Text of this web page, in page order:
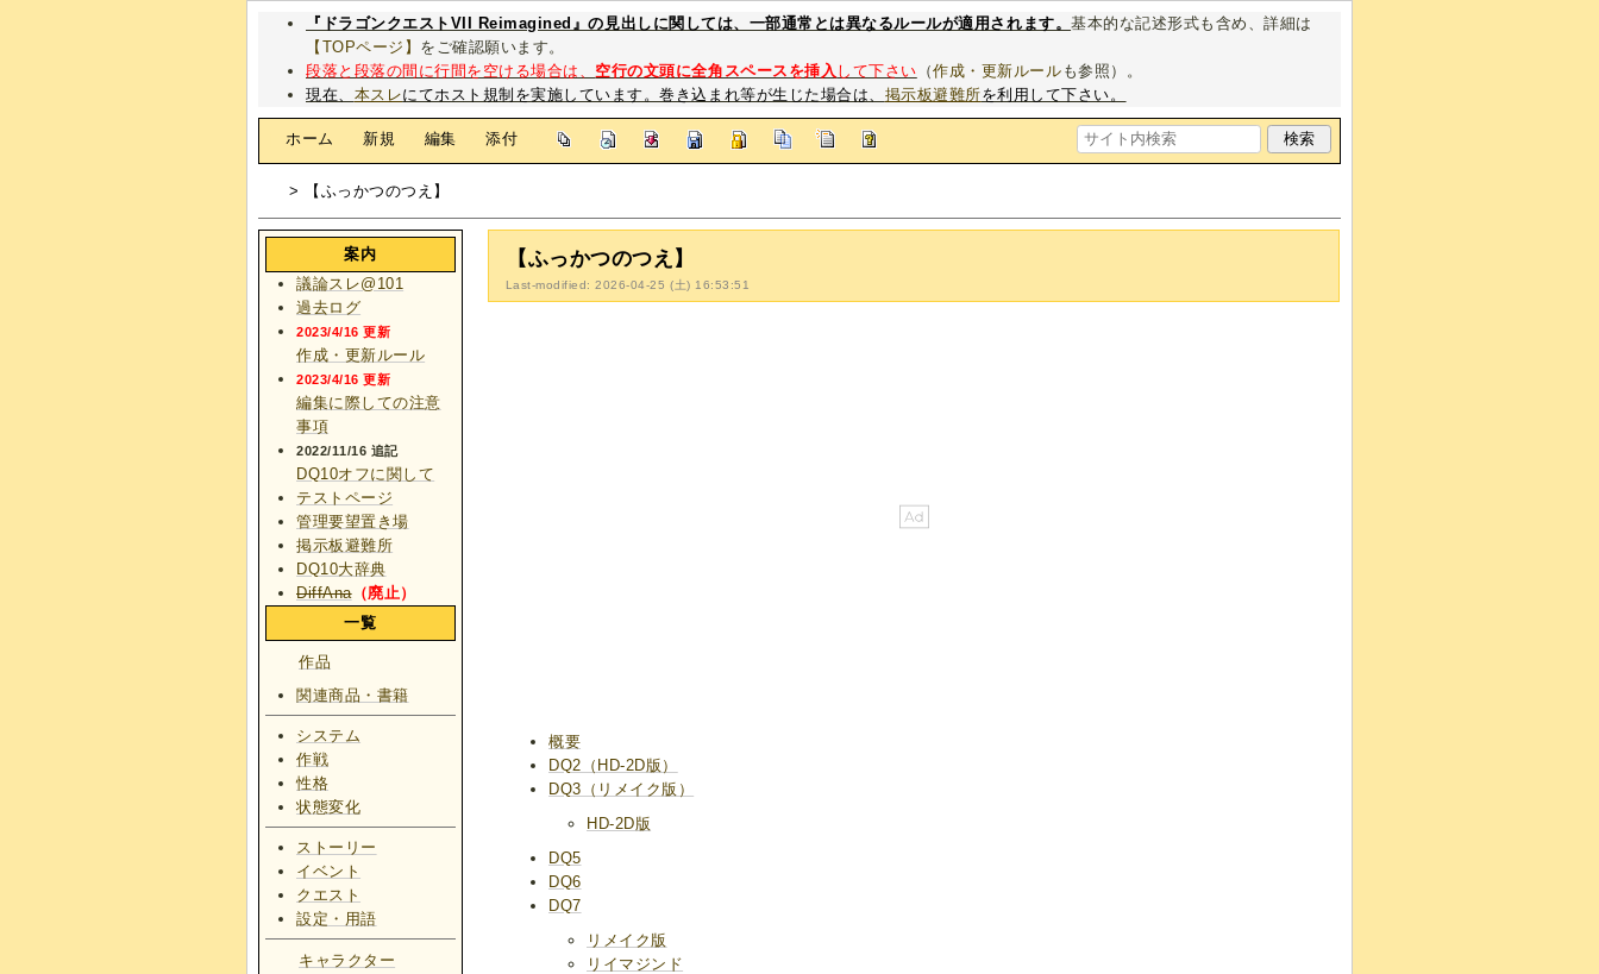
『ドラゴンクエストVII Reimagined』の見出しに関しては、一部通常とは異なるルールが適用されます。基本的な記述形式も含め、詳細は
【TOPページ】 をご確認願います。
段落と段落の間に行間を空ける場合は、 空行の文頭に全角スペースを挿入 して下さい （作成・更新ルール も参照）。
現在、 本スレにてホスト規制を実施しています。巻き込まれ等が生じた場合は、 掲示板避難所を利用して下さい。
ホーム 新規 編集 添付
> 【ふっかつのつえ】
【ふっかつのつえ】
Last-modified: 2026-04-25 (土) 16:53:51
概要
DQ2（HD-2D版）
DQ3（リメイク版）
HD-2D版
DQ5
DQ6
DQ7
リメイク版
リイマジンド
案内
議論スレ@101
過去ログ
2023/4/16 更新
作成・更新ルール
2023/4/16 更新
編集に際しての注意
事項
2022/11/16 追記
DQ10オフに関して
テストページ
管理要望置き場
掲示板避難所
DQ10大辞典
DiffAna（廃止）
一覧
作品
関連商品・書籍
システム
作戦
性格
状態変化
ストーリー
イベント
クエスト
設定・用語
キャラクター